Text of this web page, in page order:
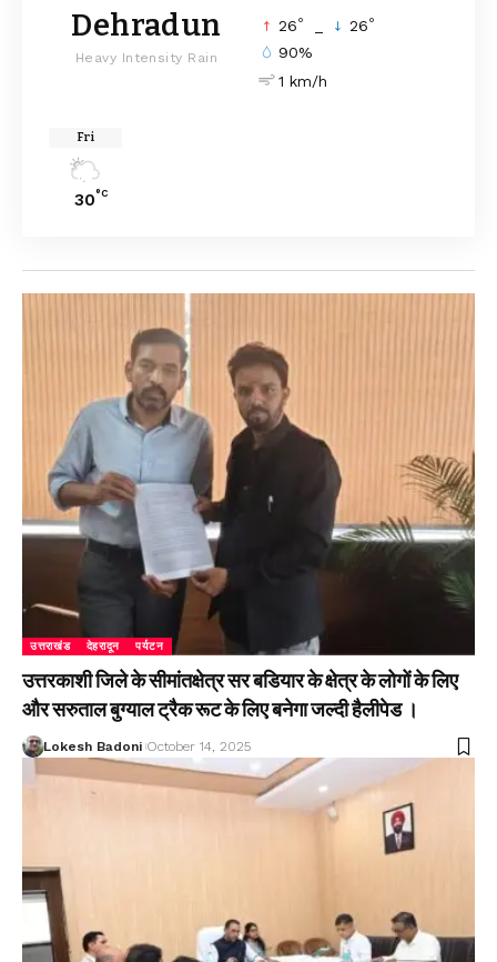
Dehradun
Heavy Intensity Rain
26° 26°
90%
1 km/h
Fri
30°C
उत्तराखंड देहरादून पर्यटन
उत्तरकाशी जिले के सीमांतक्षेत्र सर बडियार के क्षेत्र के लोगों के लिए
और सरुताल बुग्याल ट्रैक रूट के लिए बनेगा जल्दी हैलीपेड ।
Lokesh Badoni October 14, 2025